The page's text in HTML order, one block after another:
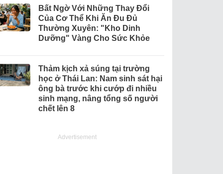
Bất Ngờ Với Những Thay Đổi
Của Cơ Thể Khi Ăn Đu Đủ
Thường Xuyên: "Kho Dinh
Dưỡng" Vàng Cho Sức Khỏe
Thảm kịch xả súng tại trường
học ở Thái Lan: Nam sinh sát hại
ông bà trước khi cướp đi nhiều
sinh mạng, nâng tổng số người
chết lên 8
Advertisement